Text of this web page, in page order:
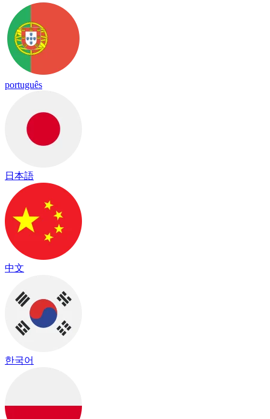
português
日本語
中文
한국어